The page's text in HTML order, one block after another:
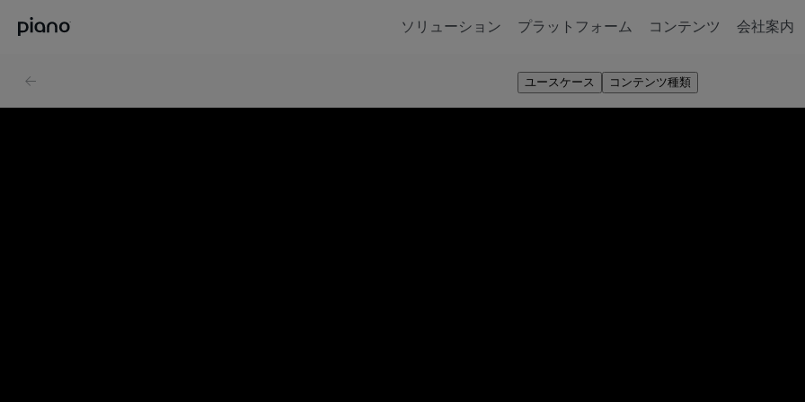
コンテンツ種類
ユースケース
ソリューション プラットフォーム コンテンツ 会社案内